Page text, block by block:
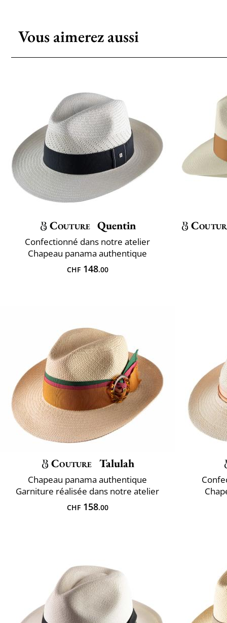
Vous aimerez aussi
Couture Quentin
Confectionné dans notre atelier
Chapeau panama authentique
CHF148.00
Couture Talulah
Chapeau panama authentique
Garniture réalisée dans notre atelier
CHF158.00